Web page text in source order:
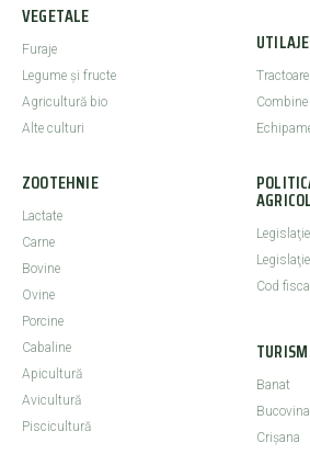
VEGETALE
Furaje
Legume şi fructe
Agricultură bio
Alte culturi
Tractoare
Combine
ZOOTEHNIE
Lactate
Carne
Bovine
Ovine
Porcine
Cabaline
Apicultură
Avicultură
Piscicultură
Cod fiscal
TURISM
Banat
Bucovina
Crişana